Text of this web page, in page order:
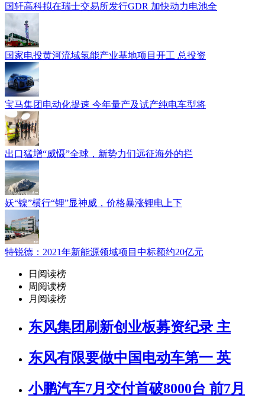
国轩高科拟在瑞士交易所发行GDR 加快动力电池全
国家电投黄河流域氢能产业基地项目开工 总投资
宝马集团电动化提速 今年量产及试产纯电车型将
出口猛增“威慑”全球，新势力们远征海外的拦
妖“镍”横行“锂”显神威，价格暴涨锂电上下
特锐德：2021年新能源领域项目中标额约20亿元
日阅读榜
周阅读榜
月阅读榜
东风集团刷新创业板募资纪录 主
东风有限要做中国电动车第一 英
小鹏汽车7月交付首破8000台 前7月